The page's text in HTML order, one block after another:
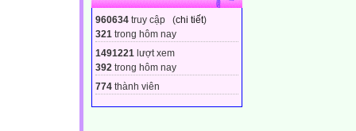
960634 truy cập (chi tiết)
321 trong hôm nay
1491221 lượt xem
392 trong hôm nay
774 thành viên